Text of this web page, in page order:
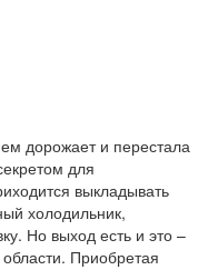
дорожает и перестала
для
выкладывать
холодильник,
Но выход есть и это –
Приобретая